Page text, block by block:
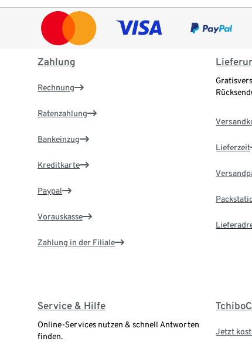
Zahlung
Rechnung
Ratenzahlung
Bankeinzug
Kreditkarte
Paypal
Vorauskasse
Zahlung in der Filiale
Lieferzeit
Service & Hilfe
Online-Services nutzen & schnell Antworten
finden.
Jetzt